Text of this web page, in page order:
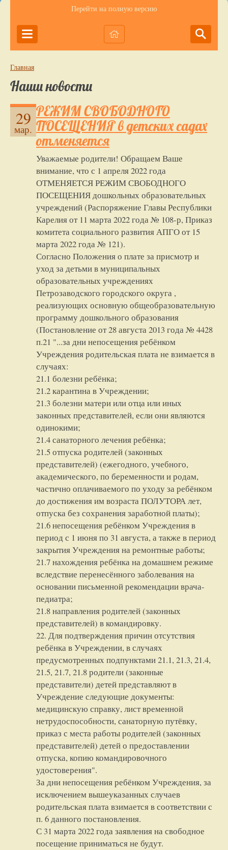
Перейти на полную версию
Главная
Наши новости
29
мар.
РЕЖИМ СВОБОДНОГО
ПОСЕЩЕНИЯ в детских садах
отменяется
Уважаемые родители! Обращаем Ваше
внимание, что с 1 апреля 2022 года
ОТМЕНЯЕТСЯ РЕЖИМ СВОБОДНОГО
ПОСЕЩЕНИЯ дошкольных образовательных
учреждений (Распоряжение Главы Республики
Карелия от 11 марта 2022 года № 108-р, Приказ
комитета социального развития АПГО от 15
марта 2022 года № 121).
Согласно Положения о плате за присмотр и
уход за детьми в муниципальных
образовательных учреждениях
Петрозаводского городского округа ,
реализующих основную общеобразовательную
программу дошкольного образования
(Постановление от 28 августа 2013 года № 4428
п.21 "...за дни непосещения ребёнком
Учреждения родительская плата не взимается в
случаях:
21.1 болезни ребёнка;
21.2 карантина в Учреждении;
21.3 болезни матери или отца или иных
законных представителей, если они являются
одинокими;
21.4 санаторного лечения ребёнка;
21.5 отпуска родителей (законных
представителей) (ежегодного, учебного,
академического, по беременности и родам,
частично оплачиваемого по уходу за ребёнком
до достижения им возраста ПОЛУТОРА лет,
отпуска без сохранения заработной платы);
21.6 непосещения ребёнком Учреждения в
период с 1 июня по 31 августа, а также в период
закрытия Учреждения на ремонтные работы;
21.7 нахождения ребёнка на домашнем режиме
вследствие перенесённого заболевания на
основании письменной рекомендации врача-
педиатра;
21.8 направления родителей (законных
представителей) в командировку.
22. Для подтверждения причин отсутствия
ребёнка в Учреждении, в случаях
предусмотренных подпунктами 21.1, 21.3, 21.4,
21.5, 21.7, 21.8 родители (законные
представители) детей представляют в
Учреждение следующие документы:
медицинскую справку, лист временной
нетрудоспособности, санаторную путёвку,
приказ с места работы родителей (законных
представителей) детей о предоставлении
отпуска, копию командировочного
удостоверения".
За дни непосещения ребёнком Учреждения, за
исключением вышеуказанных случаев
родительская плата взимается в соответствии с
п. 6 данного постановления.
С 31 марта 2022 года заявления на свободное
посещение приниматься не будут.